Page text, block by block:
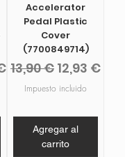
de oferta
Accelerator
Pedal Plastic
Cover
(7700849714)
Precio
13,90 € Precio de
12,93 €
Impuesto incluido
Agregar al
carrito